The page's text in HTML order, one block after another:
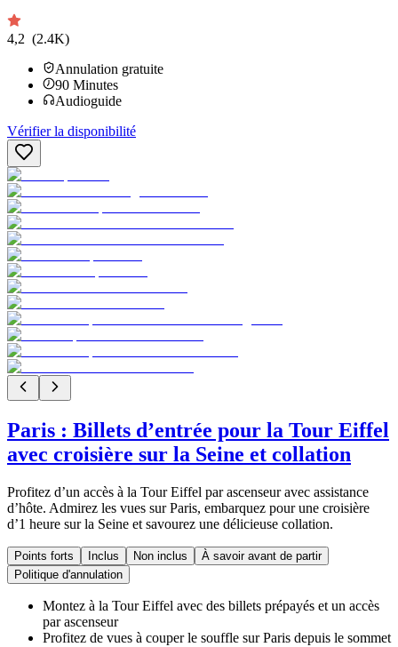
4,2 (2.4K)
Annulation gratuite
90 Minutes
Audioguide
Vérifier la disponibilité
Paris : Billets d’entrée pour la Tour Eiffel
avec croisière sur la Seine et collation
Profitez d’un accès à la Tour Eiffel par ascenseur avec assistance
d’hôte. Admirez les vues sur Paris, embarquez pour une croisière
d’1 heure sur la Seine et savourez une délicieuse collation.
Points forts Inclus Non inclus
À savoir avant de partir
Politique d'annulation
Montez à la Tour Eiffel avec des billets prépayés et un accès
par ascenseur
Profitez de vues à couper le souffle sur Paris depuis le sommet